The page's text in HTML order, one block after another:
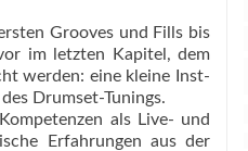
Grooves und Fills bis
im letzten Kapitel, dem
werden: eine kleine Inst­
Drumset-Tunings.
als Live- und
Erfahrungen aus der